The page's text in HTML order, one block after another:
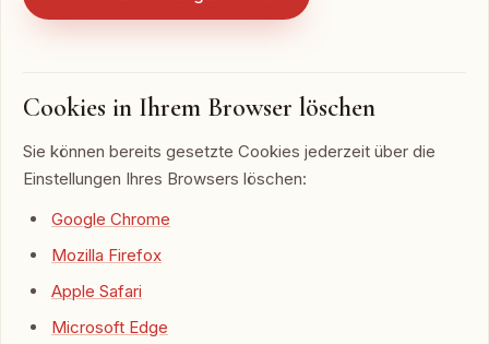
Cookies in Ihrem Browser löschen
Sie können bereits gesetzte Cookies jederzeit über die
Einstellungen Ihres Browsers löschen:
Google Chrome
Mozilla Firefox
Apple Safari
Microsoft Edge